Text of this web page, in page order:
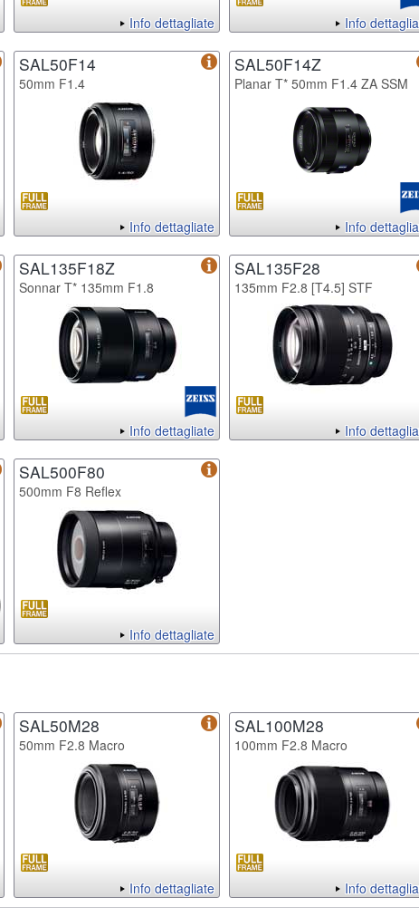
Info dettagliate Info
SAL50F14
50mm F1.4
Info dettagliate
SAL50F14Z
Planar T* 50mm F1.4 ZA SSM
Info
SAL135F18Z
Sonnar T* 135mm F1.8
Info dettagliate
SAL135F28
135mm F2.8 [T4.5] STF
Info
SAL500F80
500mm F8 Reflex
Info dettagliate
SAL50M28
50mm F2.8 Macro
Info dettagliate
SAL100M28
100mm F2.8 Macro
Info